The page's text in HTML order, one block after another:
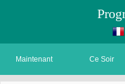
Maintenant Ce Soir